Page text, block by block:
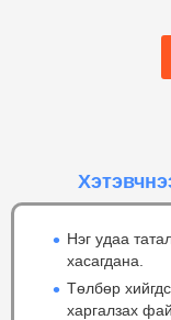
Нэг удаа
хасагдана.
Төлбөр
харгалзах